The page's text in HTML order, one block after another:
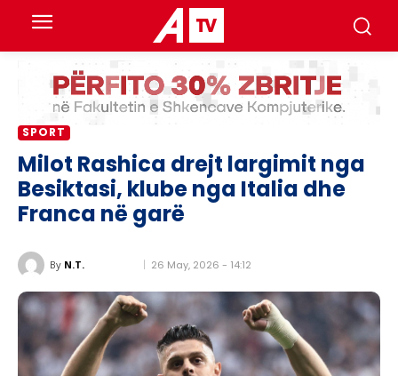
SPORT
Milot Rashica drejt largimit nga
Besiktasi, klube nga Italia dhe
Franca në garë
By N.T. 26 May, 2026 - 14:12